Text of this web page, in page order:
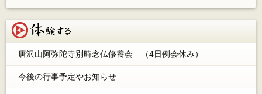
唐沢山阿弥陀寺別時念仏修養会 （4日例会休み）
今後の行事予定やお知らせ